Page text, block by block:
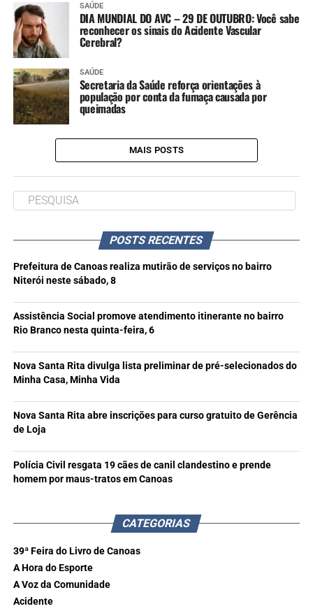
SAÚDE
DIA MUNDIAL DO AVC – 29 DE OUTUBRO: Você sabe
reconhecer os sinais do Acidente Vascular
Cerebral?
SAÚDE
Secretaria da Saúde reforça orientações à
população por conta da fumaça causada por
queimadas
MAIS POSTS
POSTS RECENTES
Prefeitura de Canoas realiza mutirão de serviços no bairro
Niterói neste sábado, 8
Assistência Social promove atendimento itinerante no bairro
Rio Branco nesta quinta-feira, 6
Nova Santa Rita divulga lista preliminar de pré-selecionados do
Minha Casa, Minha Vida
Nova Santa Rita abre inscrições para curso gratuito de Gerência
de Loja
Polícia Civil resgata 19 cães de canil clandestino e prende
homem por maus-tratos em Canoas
CATEGORIAS
39ª Feira do Livro de Canoas
A Hora do Esporte
A Voz da Comunidade
Acidente